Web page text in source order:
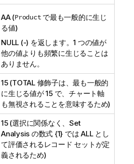
AA(Productで最も一般的に生じ
る値)
NULL (-) を返します。1 つの値が
他の値よりも頻繁に生じることは
ありません。
15 (TOTAL修飾子は、最も一般的
に生じる値が 15 で、チャート軸
も無視されることを意味するため)
15 (選択に関係なく、 Set
Analysis の数式 {1} では ALLとし
て評価されるレコード セットが定
義されるため)